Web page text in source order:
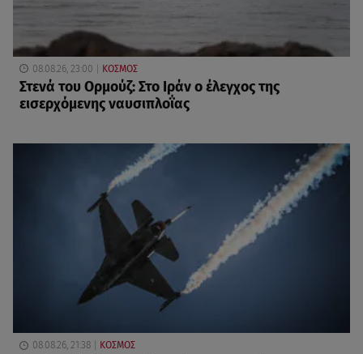
08.08.26, 23:00 ΚΟΣΜΟΣ
Στενά του Ορμούζ: Στο Ιράν ο έλεγχος της
εισερχόμενης ναυσιπλοΐας
08.08.26, 21:38 ΚΟΣΜΟΣ